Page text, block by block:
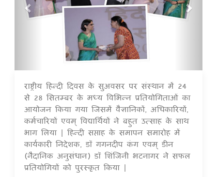
16 Jul 2020
राष्ट्रीय हिन्दी दिवस के सुअवसर पर संस्थान में 24
से 28 सितम्बर के मध्य विभिन्न प्रतियोगिताओं का
आयोजन किया गया जिसमें वैज्ञानिकों, अधिकारियों,
कर्मचारियों एवम् विद्यार्थियों ने बहुत उत्साह के साथ
भाग लिया | हिन्दी सप्ताह के समापन समारोह में
कार्यकारी निदेशक, डॉ गगनदीप कंग एवम् डीन
(नैदानिक अनुसंधान) डॉ शिंजिनी भटनागर ने सफल
प्रतियोगियों को पुरस्कृत किया |